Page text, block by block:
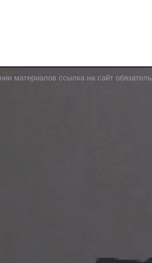
материалов ссылка на сайт